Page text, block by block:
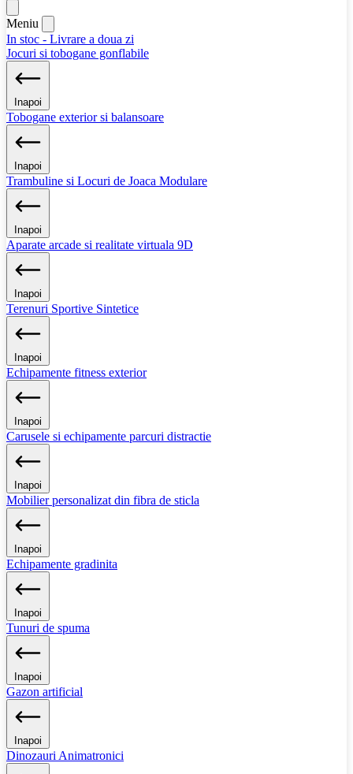
Meniu
In stoc - Livrare a doua zi
Jocuri si tobogane gonflabile
Inapoi
Tobogane exterior si balansoare
Inapoi
Trambuline si Locuri de Joaca Modulare
Inapoi
Aparate arcade si realitate virtuala 9D
Inapoi
Terenuri Sportive Sintetice
Inapoi
Echipamente fitness exterior
Inapoi
Carusele si echipamente parcuri distractie
Inapoi
Mobilier personalizat din fibra de sticla
Inapoi
Echipamente gradinita
Inapoi
Tunuri de spuma
Inapoi
Gazon artificial
Inapoi
Dinozauri Animatronici